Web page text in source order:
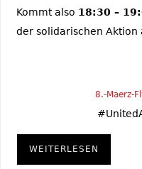
Kommt also 18:30 –
der solidarischen Aktion
8.-Maerz-
WEITERLESEN